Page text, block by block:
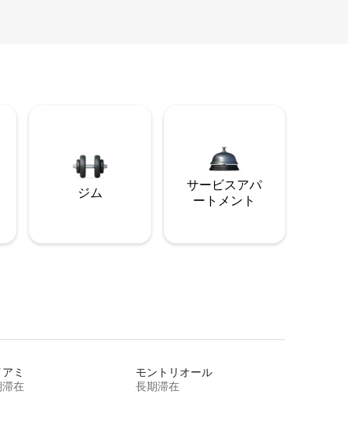
ジム
サービスアパ
ートメント
ミ
在
モントリオール
長期滞在